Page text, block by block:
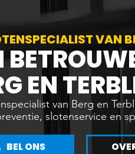
VAN
EN
van Berg en
slotenservice en
BEL ONS